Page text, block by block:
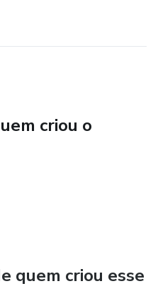
das suas habilidades
no site oficial da
NOMES E NEM
DE MONTAGEM,
criou o
quem criou esse